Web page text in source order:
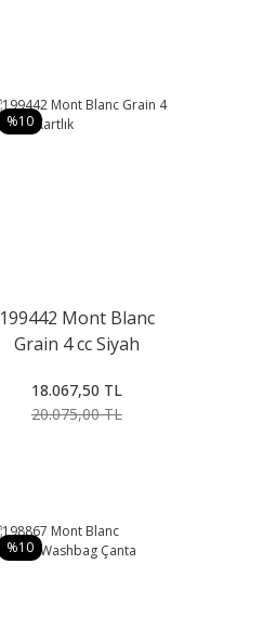
%10
199442 Mont Blanc
Grain 4 cc Siyah
18.067,50 TL
20.075,00 TL
%10